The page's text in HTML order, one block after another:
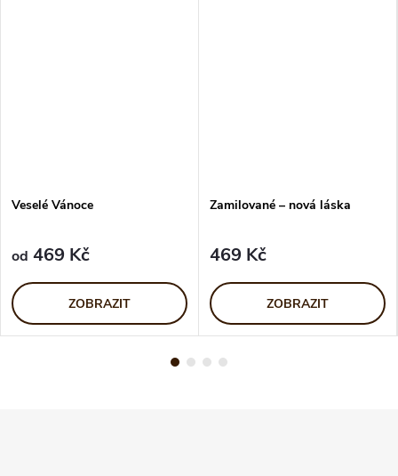
Veselé Vánoce
od 469 Kč
ZOBRAZIT
Zamilované – nová láska
469 Kč
ZOBRAZIT